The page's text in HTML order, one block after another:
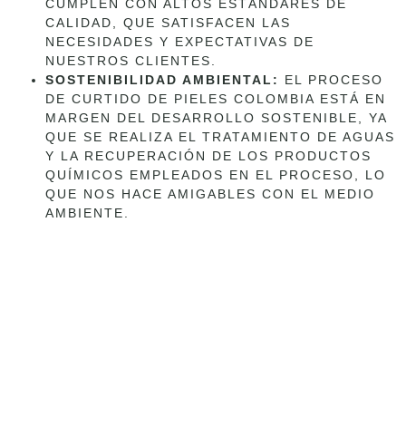
CUMPLEN CON ALTOS ESTÁNDARES DE
CALIDAD, QUE SATISFACEN LAS
NECESIDADES Y EXPECTATIVAS DE
NUESTROS CLIENTES.
SOSTENIBILIDAD AMBIENTAL:
EL PROCESO
DE CURTIDO DE PIELES COLOMBIA ESTÁ EN
MARGEN DEL DESARROLLO SOSTENIBLE, YA
QUE SE REALIZA EL TRATAMIENTO DE AGUAS
Y LA RECUPERACIÓN DE LOS PRODUCTOS
QUÍMICOS EMPLEADOS EN EL PROCESO, LO
QUE NOS HACE AMIGABLES CON EL MEDIO
AMBIENTE.